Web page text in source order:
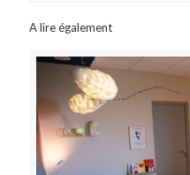
A lire également